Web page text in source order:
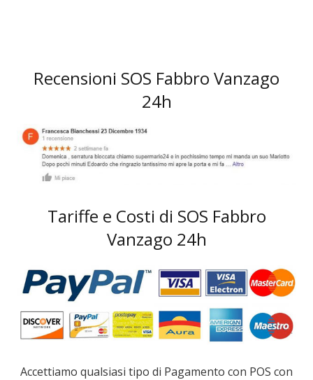
Recensioni SOS Fabbro Vanzago
24h
Tariffe e Costi di SOS Fabbro
Vanzago 24h
Accettiamo qualsiasi tipo di Pagamento con POS con